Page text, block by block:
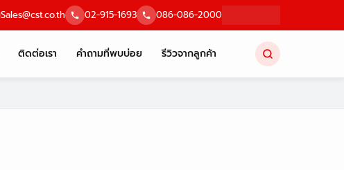
Sales@cst.co.th 02-915-1693 086-086-2000
ติดต่อเรา คำถามที่พบบ่อย รีวิวจากลูกค้า